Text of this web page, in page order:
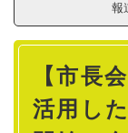
報
本
【市長
活用し